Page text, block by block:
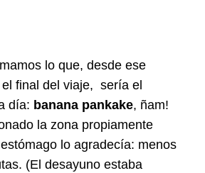
lo que, desde ese
final del viaje, sería el
día: banana pankake, ñam!
la zona propiamente
lo agradecía: menos
(El desayuno estaba